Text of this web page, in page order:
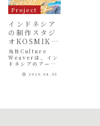
Project
インドネシア
の制作スタジ
オKOSMIKと
の協業で、北
米向けフルカ
ラー版マンガ
の彩色を受託
当社Culture
Weaverは、イン
ドネシアのアート
KOSMIK との協
作しました。対象
2026.04.01